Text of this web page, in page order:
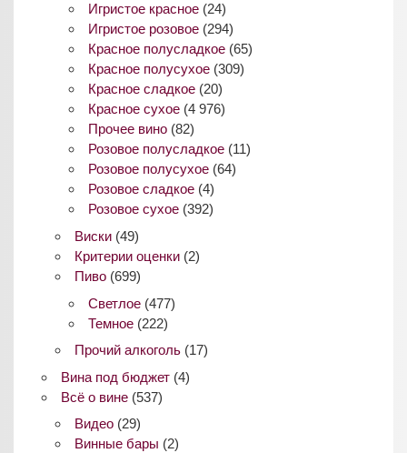
Игристое красное (24)
Игристое розовое (294)
Красное полусладкое (65)
Красное полусухое (309)
Красное сладкое (20)
Красное сухое (4 976)
Прочее вино (82)
Розовое полусладкое (11)
Розовое полусухое (64)
Розовое сладкое (4)
Розовое сухое (392)
Виски(49)
Критерии оценки(2)
Пиво(699)
Светлое (477)
Темное (222)
Прочий алкоголь(17)
Вина под бюджет(4)
Всё о вине(537)
Видео(29)
Винные бары (2)